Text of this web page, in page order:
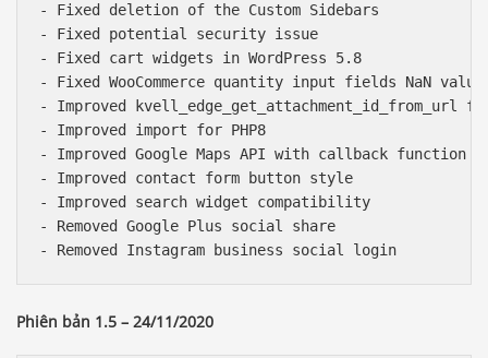
- Fixed deletion of the Custom Sidebars
- Fixed potential security issue
- Fixed cart widgets in WordPress 5.8
- Fixed WooCommerce quantity input fields NaN value
- Improved kvell_edge_get_attachment_id_from_url
- Improved import for PHP8
- Improved Google Maps API with callback function
- Improved contact form button style
- Improved search widget compatibility
- Removed Google Plus social share
Phiên bản 1.5 – 24/11/2020
Báo giá & Đặt hàng:
0903.976.769